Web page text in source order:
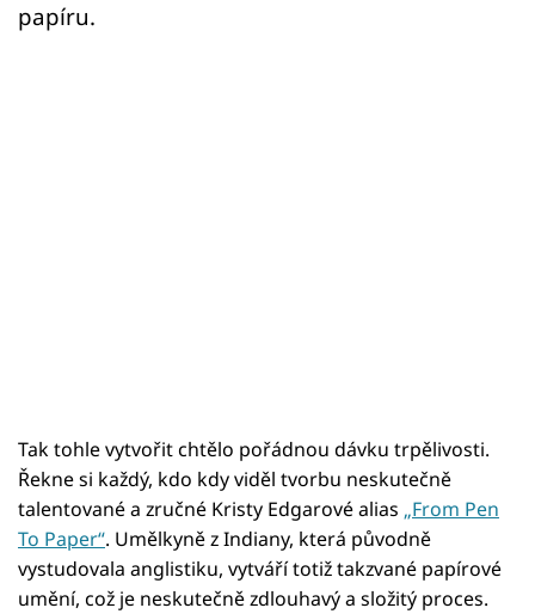
papíru.
Tak tohle vytvořit chtělo pořádnou dávku trpělivosti.
Řekne si každý, kdo kdy viděl tvorbu neskutečně
talentované a zručné Kristy Edgarové alias „From Pen
To Paper“. Umělkyně z Indiany, která původně
vystudovala anglistiku, vytváří totiž takzvané papírové
umění, což je neskutečně zdlouhavý a složitý proces.